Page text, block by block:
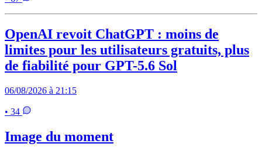
OpenAI revoit ChatGPT : moins de
limites pour les utilisateurs gratuits, plus
de fiabilité pour GPT-5.6 Sol
06/08/2026 à 21:15
• 34
Image du moment